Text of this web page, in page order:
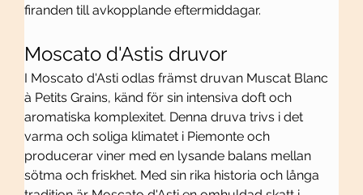
firanden till avkopplande eftermiddagar.
Moscato d'Astis druvor
I Moscato d'Asti odlas främst druvan Muscat Blanc
à Petits Grains, känd för sin intensiva doft och
aromatiska komplexitet. Denna druva trivs i det
varma och soliga klimatet i Piemonte och
producerar viner med en lysande balans mellan
sötma och friskhet. Med sin rika historia och långa